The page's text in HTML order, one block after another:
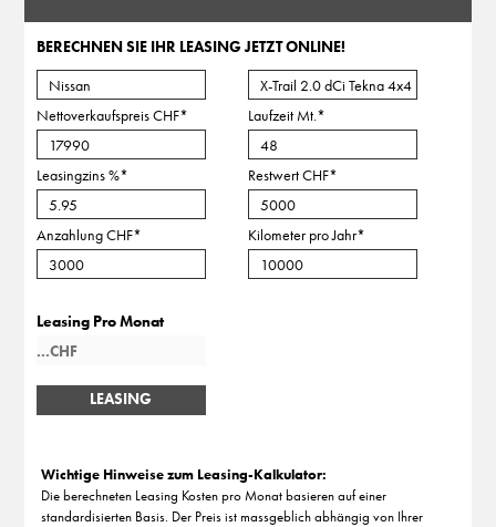
BERECHNEN SIE IHR LEASING JETZT ONLINE!
Nettoverkaufspreis CHF* Laufzeit Mt.*
Leasingzins %* Restwert CHF*
Anzahlung CHF* Kilometer pro Jahr*
Leasing Pro Monat
LEASING
BERECHNEN
Wichtige Hinweise zum Leasing-Kalkulator:
Die berechneten Leasing Kosten pro Monat basieren auf einer
standardisierten Basis. Der Preis ist massgeblich abhängig von Ihrer